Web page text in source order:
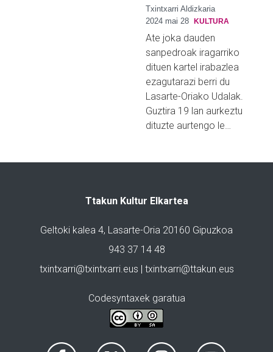
Txintxarri Aldizkaria
2024 mai 28 KULTURA
Ate joka dauden
sanpedroak iragarriko
dituen kartel irabazlea
ezagutarazi berri du
Lasarte-Oriako Udalak.
Guztira 19 lan aurkeztu
dituzte aurtengo le…
Ttakun Kultur Elkartea
Geltoki kalea 4, Lasarte-Oria 20160 Gipuzkoa
943 37 14 48
txintxarri@txintxarri.eus | txintxarri@ttakun.eus
Codesyntaxek garatua